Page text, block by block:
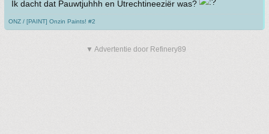
Ik dacht dat Pauwtjuhhh en Utrechtineeziër was?
ONZ / [PAINT] Onzin Paints! #2
▼ Advertentie door Refinery89